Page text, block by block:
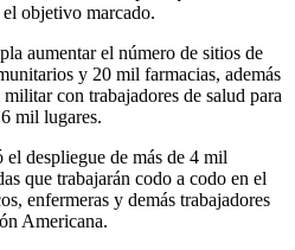
objetivo marcado.
aumentar el número de sitios de
y 20 mil farmacias, además
con trabajadores de salud para
mil lugares.
el despliegue de más de 4 mil
que trabajarán codo a codo en el
enfermeras y demás trabajadores
Americana.